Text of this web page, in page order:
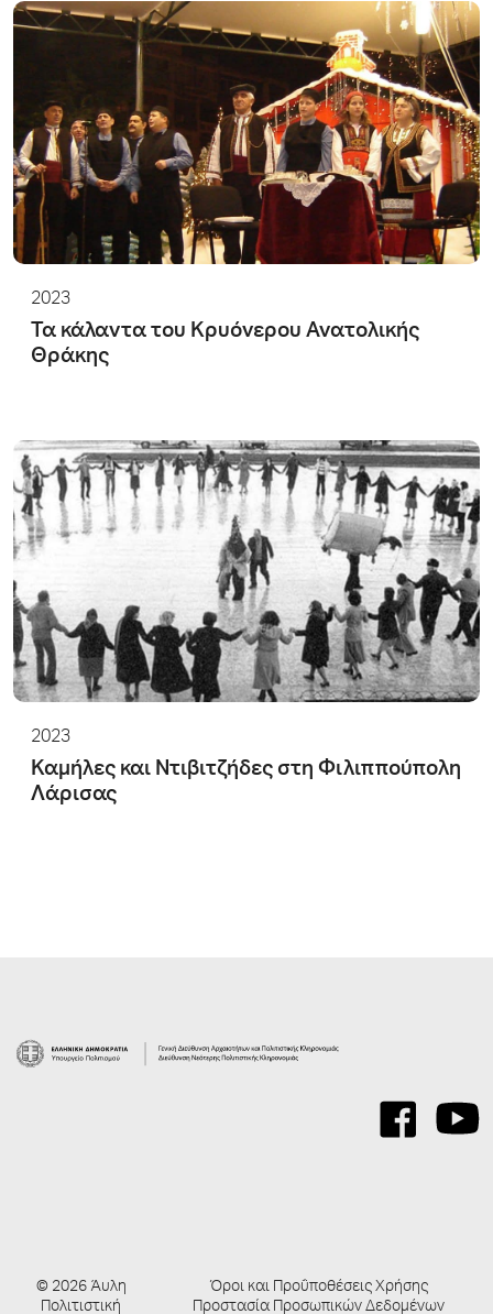
2023
Τα κάλαντα του Κρυόνερου Ανατολικής
Θράκης
2023
Καμήλες και Ντιβιτζήδες στη Φιλιππούπολη
Λάρισας
© 2026 Άυλη
Πολιτιστική
Όροι και Προΰποθέσεις Χρήσης
Προστασία Προσωπικών Δεδομένων